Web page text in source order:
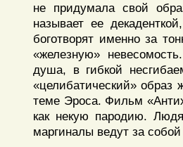
не придумала свой
называет ее
боготворят именно за
«железную»
душа, в гибкой
«целибатический»
теме Эроса. Фильм
как некую пародию.
маргиналы ведут за